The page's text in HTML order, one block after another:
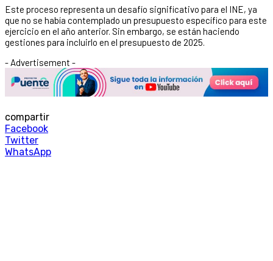
Este proceso representa un desafío significativo para el INE, ya
que no se había contemplado un presupuesto específico para este
ejercicio en el año anterior. Sin embargo, se están haciendo
gestiones para incluirlo en el presupuesto de 2025.
- Advertisement -
compartir
Facebook
Twitter
WhatsApp